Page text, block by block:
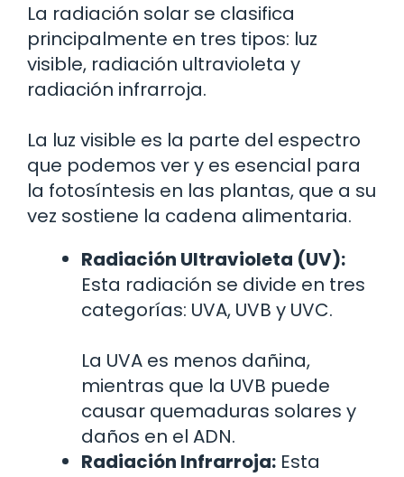
La radiación solar se clasifica
principalmente en tres tipos: luz
visible, radiación ultravioleta y
radiación infrarroja.
La luz visible es la parte del espectro
que podemos ver y es esencial para
la fotosíntesis en las plantas, que a su
vez sostiene la cadena alimentaria.
Radiación Ultravioleta (UV):
Esta radiación se divide en tres
categorías: UVA, UVB y UVC.
La UVA es menos dañina,
mientras que la UVB puede
causar quemaduras solares y
daños en el ADN.
Radiación Infrarroja: Esta